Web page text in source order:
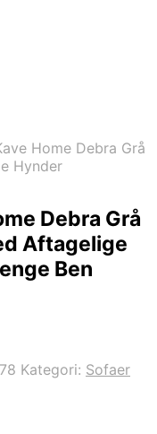
Home Debra Grå
Hynder
Debra Grå
Aftagelige
Ben
Kategori: Sofaer